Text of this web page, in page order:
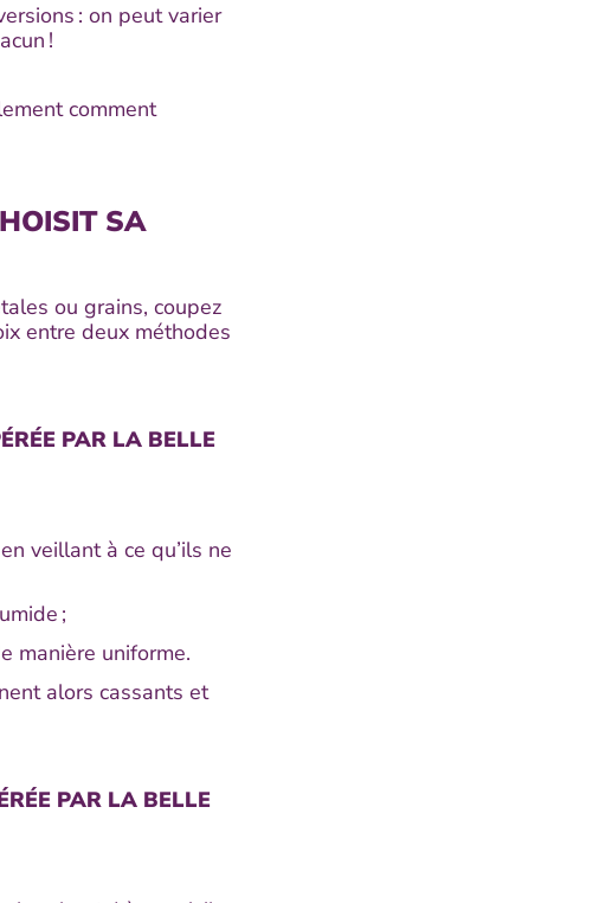
: on peut varier
!
comment
SA
ou grains, coupez
entre deux méthodes
PAR LA BELLE
veillant à ce qu’ils ne
;
manière uniforme.
alors cassants et
PAR LA BELLE